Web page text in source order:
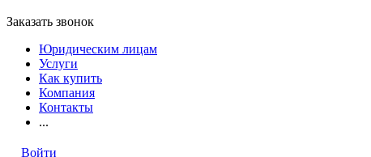
Заказать звонок
Юридическим лицам
Услуги
Как купить
Компания
Контакты
...
Войти